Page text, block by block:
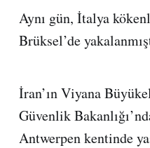
Aynı gün, İtalya
Brüksel’de
İran’ın Viyana
Güvenlik
Antwerpen kentinde